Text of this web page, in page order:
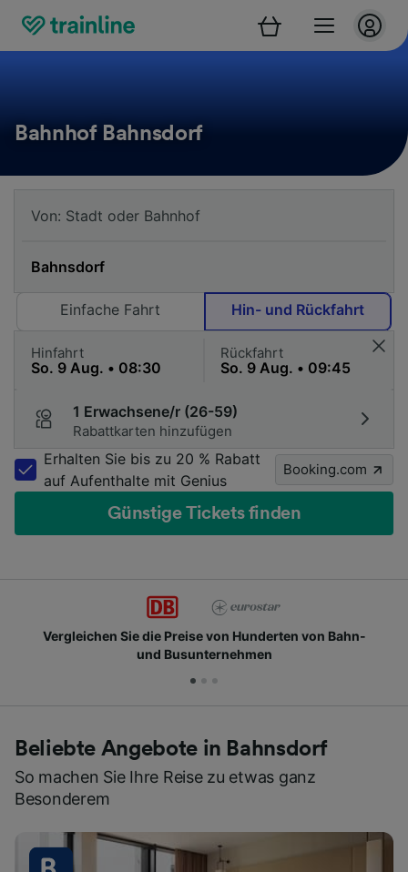
Bahnhof Bahnsdorf
Einfache Fahrt Hin- und Rückfahrt
Hinfahrt Rückfahrt
1 Erwachsene/r (26-59)
Rabattkarten hinzufügen
Erhalten Sie bis zu 20 % Rabatt
auf Aufenthalte mit Genius
Booking.com
Günstige Tickets finden
Vergleichen Sie die Preise von Hunderten von Bahn-
und Busunternehmen
Beliebte Angebote in Bahnsdorf
So machen Sie Ihre Reise zu etwas ganz
Besonderem